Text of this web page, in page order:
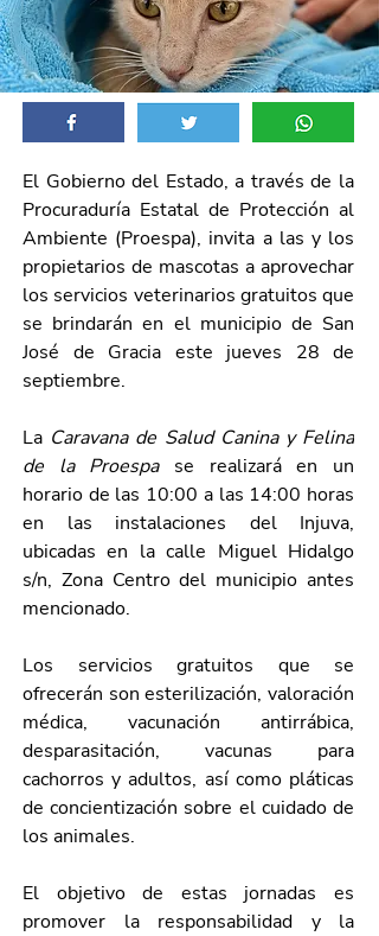
El Gobierno del Estado, a través de la
Procuraduría Estatal de Protección al
Ambiente (Proespa), invita a las y los
propietarios de mascotas a aprovechar
los servicios veterinarios gratuitos que
se brindarán en el municipio de San
José de Gracia este jueves 28 de
septiembre.
La Caravana de Salud Canina y Felina
de la Proespa
se realizará en un
horario de las 10:00 a las 14:00 horas
en las instalaciones del Injuva,
ubicadas en la calle Miguel Hidalgo
s/n, Zona Centro del municipio antes
mencionado.
Los servicios gratuitos que se
ofrecerán son esterilización, valoración
médica, vacunación antirrábica,
desparasitación, vacunas para
cachorros y adultos, así como pláticas
de concientización sobre el cuidado de
los animales.
El objetivo de estas jornadas es
promover la responsabilidad y la